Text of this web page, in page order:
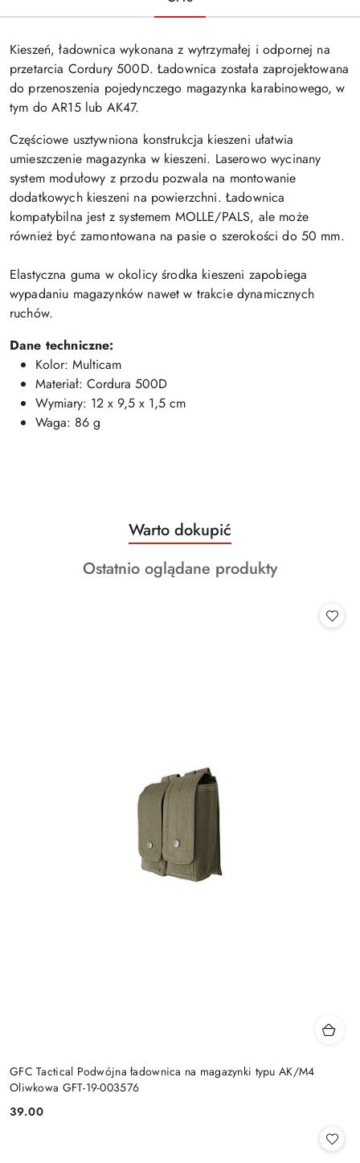
Kieszeń, ładownica wykonana z wytrzymałej i odpornej na
przetarcia Cordury 500D. Ładownica została zaprojektowana
do przenoszenia pojedynczego magazynka karabinowego, w
tym do AR15 lub AK47.
Częściowe usztywniona konstrukcja kieszeni ułatwia
umieszczenie magazynka w kieszeni. Laserowo wycinany
system modułowy z przodu pozwala na montowanie
dodatkowych kieszeni na powierzchni. Ładownica
kompatybilna jest z systemem MOLLE/PALS, ale może
również być zamontowana na pasie o szerokości do 50 mm.
Elastyczna guma w okolicy środka kieszeni zapobiega
wypadaniu magazynków nawet w trakcie dynamicznych
ruchów.
Dane techniczne:
Kolor: Multicam
Materiał: Cordura 500D
Wymiary: 12 x 9,5 x 1,5 cm
Waga: 86 g
Pomiń karuzelę produktów
Produkty
o
statusie:
Warto dokupić
Produkty
Ostatnio oglądane produkty
GFC Tactical Podwójna ładownica na magazynki typu AK/M4
Oliwkowa GFT-19-003576
Cena:
39.00